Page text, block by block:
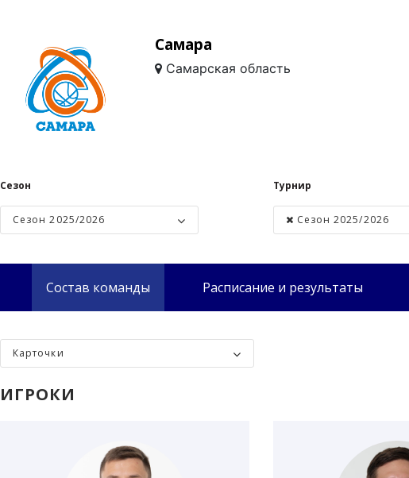
Самара
Самарская область
Сезон
Сезон 2025/2026
Турнир
Сезон 2025/2026
Состав команды Расписание и результаты
Карточки
ИГРОКИ